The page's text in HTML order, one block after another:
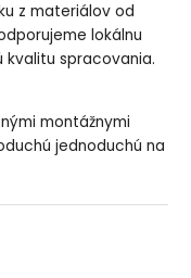
z materiálov od
lokálnu
kvalitu spracovania.
montážnymi
jednoduchú na